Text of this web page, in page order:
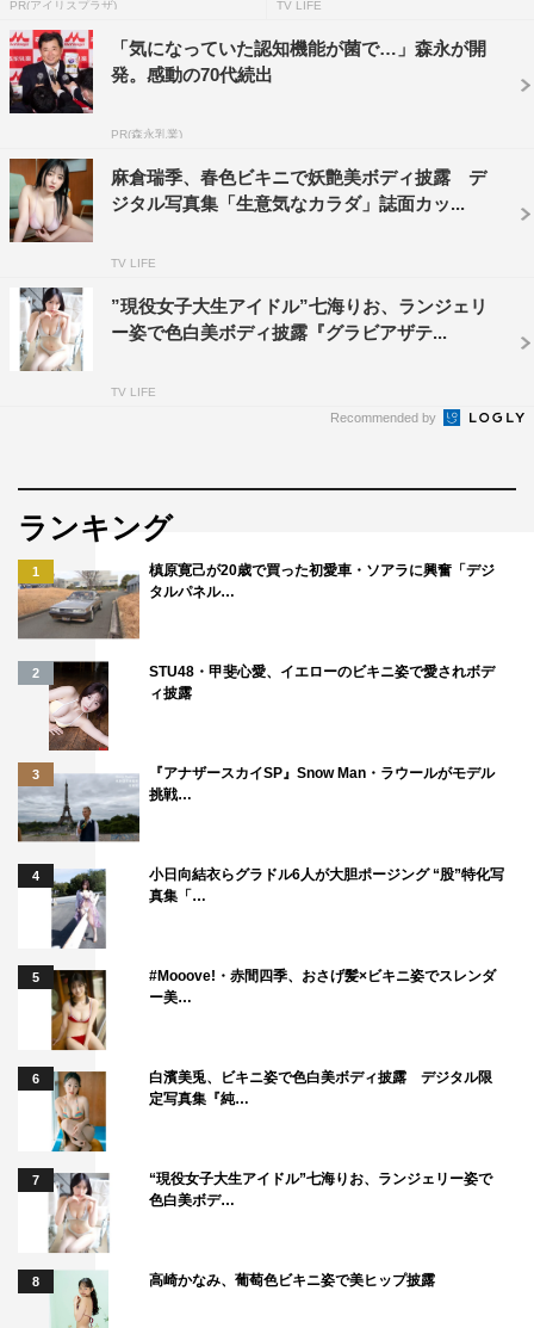
PR(アイリスプラザ) TV LIFE
「気になっていた認知機能が菌で…」森永が開
発。感動の70代続出
PR(森永乳業)
麻倉瑞季、春色ビキニで妖艶美ボディ披露 デ
ジタル写真集「生意気なカラダ」誌面カッ...
TV LIFE
”現役女子大生アイドル”七海りお、ランジェリ
ー姿で色白美ボディ披露『グラビアザテ...
TV LIFE
Recommended by
ランキング
1
槙原寛己が20歳で買った初愛車・ソアラに興奮「デジ
タルパネル…
2
STU48・甲斐心愛、イエローのビキニ姿で愛されボデ
ィ披露
3
『アナザースカイSP』Snow Man・ラウールがモデル
挑戦…
4
小日向結衣らグラドル6人が大胆ポージング “股”特化写
真集「…
5
#Mooove!・赤間四季、おさげ髪×ビキニ姿でスレンダ
ー美…
6
白濱美兎、ビキニ姿で色白美ボディ披露 デジタル限
定写真集『純…
7
“現役女子大生アイドル”七海りお、ランジェリー姿で
色白美ボデ…
8 高崎かなみ、葡萄色ビキニ姿で美ヒップ披露